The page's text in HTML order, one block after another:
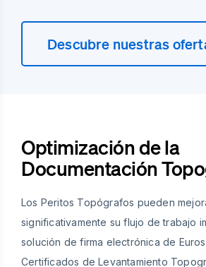
Descubre nuestras
Optimización de la
Documentación
Los Peritos Topógrafos pueden
significativamente su flujo de trabajo
solución de firma electrónica de
Certificados de Levantamiento